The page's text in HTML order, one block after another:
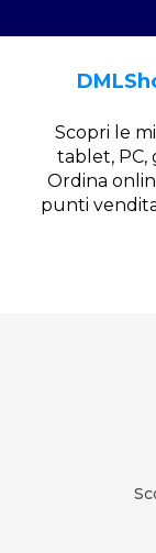
Scopri le
tablet, PC,
Ordina
punti